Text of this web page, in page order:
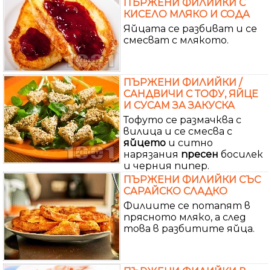
ПЪРЖЕНИ ФИЛИЙКИ С
КИСЕЛО МЛЯКО И СОДА
Яйцата се разбиват и се
смесват с млякото.
ПЪРЖЕНИ ФИЛИЙКИ /
САНДВИЧИ С ТОФУ, ЯЙЦЕ
И СУСАМ ЗА ЗАКУСКА
Тофуто се размачква с
вилица и се смесва с
яйцето и ситно
нарязания пресен босилек
и черния пипер.
ПЪРЖЕНИ ФИЛИЙКИ СЪС
САРАЙСКО СЛАДКО
Филиите се потапят в
прясното мляко, а след
това в разбитите яйца.